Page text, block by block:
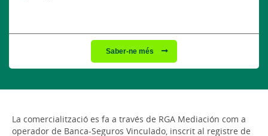
Saber-ne més
La comercialització es fa a través de RGA Mediación com a
operador de Banca-Seguros Vinculado, inscrit al registre de